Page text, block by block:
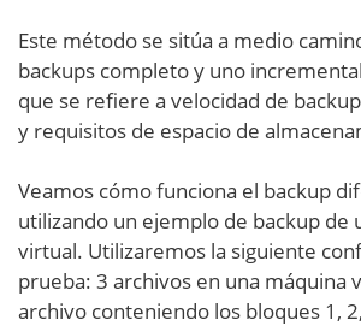
Este método se sitúa a medio
backups completo y uno
que se refiere a velocidad de
y requisitos de espacio de
Veamos cómo funciona el backup
utilizando un ejemplo de backup de
virtual. Utilizaremos la siguiente
prueba: 3 archivos en una máquina
archivo conteniendo los bloques 1,